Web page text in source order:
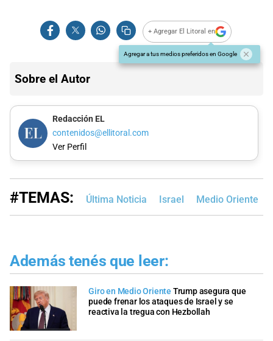
+ Agregar El Litoral en
Agregar a tus medios preferidos en Google
Sobre el Autor
Redacción EL
contenidos@ellitoral.com
Ver Perfil
#TEMAS: Última Noticia Israel Medio Oriente
Además tenés que leer:
Giro en Medio Oriente Trump asegura que
puede frenar los ataques de Israel y se
reactiva la tregua con Hezbollah